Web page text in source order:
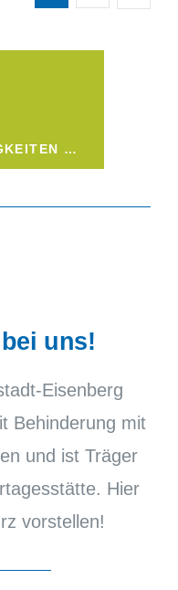
…
uns!
Eisenberg
Behinderung mit
und ist Träger
Hier
vorstellen!